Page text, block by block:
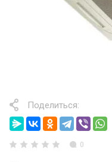
Поделиться:
0